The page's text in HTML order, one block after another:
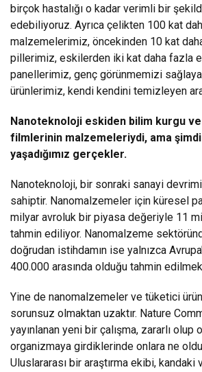
birçok hastalığı o kadar verimli bir
edebiliyoruz. Ayrıca çelikten 100 kat
malzemelerimiz, öncekinden 10 kat
pillerimiz, eskilerden iki kat daha fazla
panellerimiz, genç görünmemizi
ürünlerimiz, kendi kendini temizleyen
Nanoteknoloji eskiden bilim kurgu
filmlerinin malzemeleriydi, ama
yaşadığımız gerçekler.
Nanoteknoloji, bir sonraki sanayi
sahiptir. Nanomalzemeler için küresel
milyar avroluk bir piyasa değeriyle 11
tahmin ediliyor. Nanomalzeme
doğrudan istihdamın ise yalnızca
400.000 arasında olduğu tahmin
Yine de nanomalzemeler ve tüketici
sorunsuz olmaktan uzaktır. Nature
yayınlanan yeni bir çalışma, zararlı olup
organizmaya girdiklerinde onlara ne
Uluslararası bir araştırma ekibi, kandaki